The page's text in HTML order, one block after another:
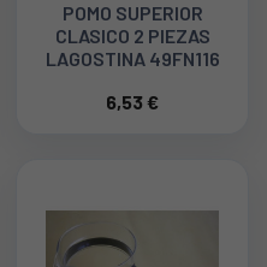
POMO SUPERIOR
CLASICO 2 PIEZAS
LAGOSTINA 49FN116
6,53 €